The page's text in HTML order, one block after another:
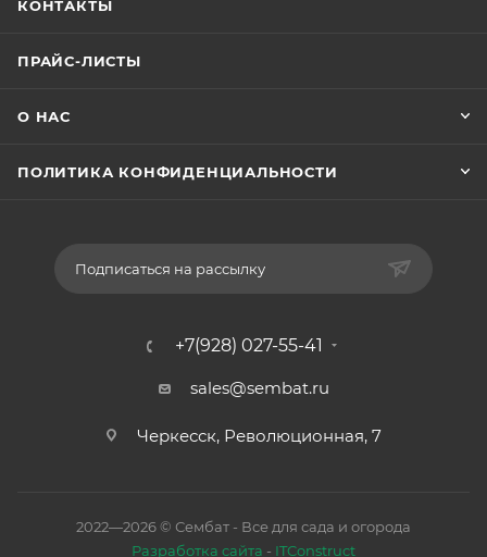
КОНТАКТЫ
ПРАЙС-ЛИСТЫ
О НАС
ПОЛИТИКА КОНФИДЕНЦИАЛЬНОСТИ
Подписаться на рассылку
+7(928) 027-55-41
sales@sembat.ru
Черкесск, Революционная, 7
2022—2026 © Сембат - Все для сада и огорода
Разработка сайта - ITConstruct